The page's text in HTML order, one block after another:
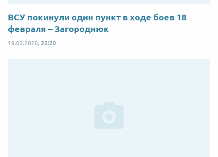
ВСУ покинули один пункт в ходе боев 18
февраля – Загороднюк
19.02.2020, 22:20